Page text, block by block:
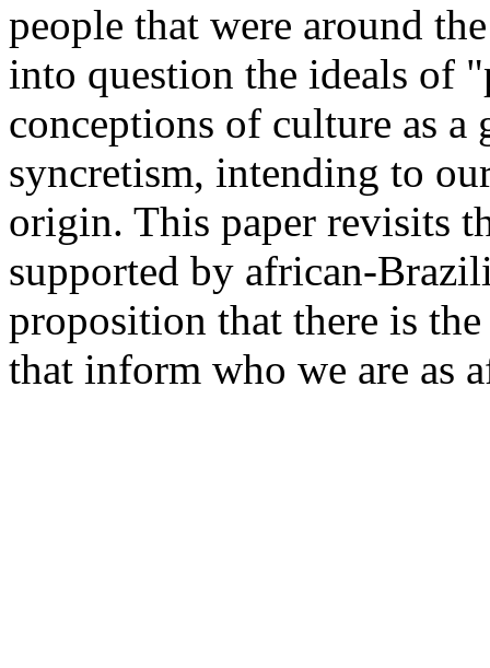
people that were around
into question the ideals of
conceptions of culture as a
syncretism, intending to
origin. This paper revisits
supported by african-
proposition that there is
that inform who we are as